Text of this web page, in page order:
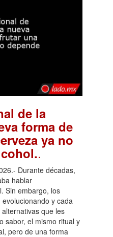
de la
forma de
ya no
.
Durante décadas,
hablar
Sin embargo, los
y cada
que les
sabor, el mismo ritual y
pero de una forma